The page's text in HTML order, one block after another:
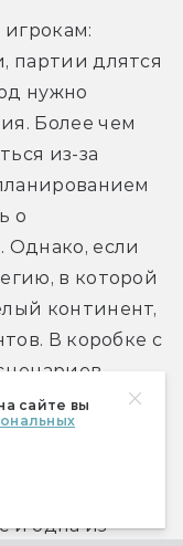
сайте вы
партии длятся
нужно
Более чем
из-за
о
Однако, если
в которой
континент,
В коробке с
соло,
и одна из